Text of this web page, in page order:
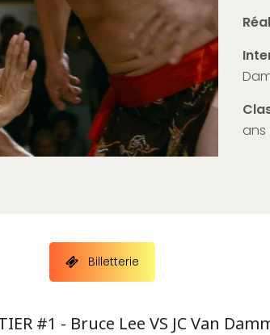
ans
Billetterie
#1 - Bruce Lee VS JC Van